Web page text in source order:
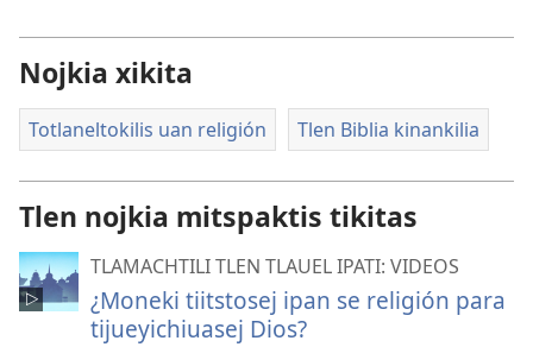
Nojkia xikita
Totlaneltokilis uan religión Tlen Biblia kinankilia
Tlen nojkia mitspaktis tikitas
TLAMACHTILI TLEN TLAUEL IPATI: VIDEOS
¿Moneki tiitstosej ipan se religión para
tijueyichiuasej Dios?